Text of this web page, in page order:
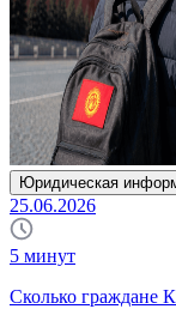
Юридическая
25.06.2026
5 минут
Сколько граждане